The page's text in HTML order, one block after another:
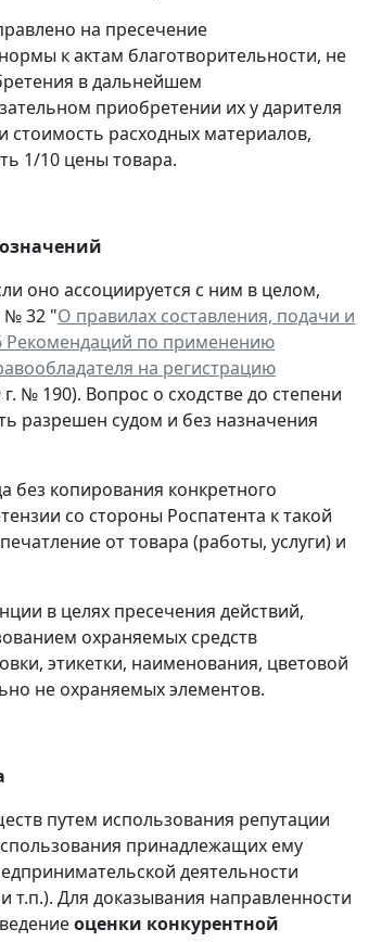
на пресечение
к актам благотворительности, не
в дальнейшем
приобретении их у дарителя
стоимость расходных материалов,
1/10 цены товара.
оно ассоциируется с ним в целом,
№ 32 "О правилах составления, подачи и
Рекомендаций по применению
на регистрацию
№ 190). Вопрос о сходстве до степени
разрешен судом и без назначения
без копирования конкретного
со стороны Роспатента к такой
от товара (работы, услуги) и
в целях пресечения действий,
охраняемых средств
этикетки, наименования, цветовой
не охраняемых элементов.
путем использования репутации
принадлежащих ему
деятельности
т.п.). Для доказывания направленности
оценки конкурентной